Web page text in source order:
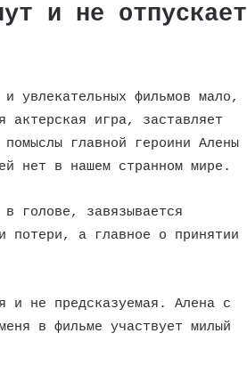
и не отпускает
увлекательных фильмов мало,
актерская игра, заставляет
главной героини Алены
нет в нашем странном мире.
голове, завязывается
потери, а главное о принятии
и не предсказуемая. Алена с
в фильме участвует милый